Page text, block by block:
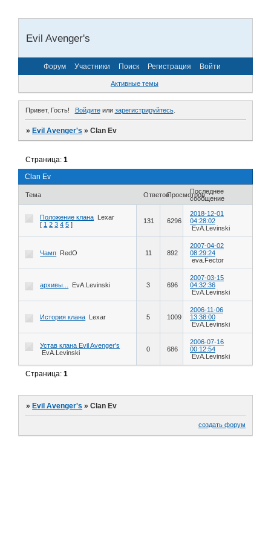
Evil Avenger's
Форум Участники Поиск Регистрация Войти
Активные темы
Привет, Гость! Войдитеили зарегистрируйтесь.
»Evil Avenger's »Clan Ev
Clan Ev
Страница:1
Тема ОтветовПросмотровПоследнее
сообщение
Положение клана
Lexar
[ 1 2 3 4 5 ] 131 6296
2018-12-01
04:28:02
EvA.Levinski
Чамп RedO 11 892
2007-04-02
08:29:24
eva.Fector
архивы... EvA.Levinski 3 696
2007-03-15
04:32:36
EvA.Levinski
История клана Lexar 5 1009
2006-11-06
13:38:00
EvA.Levinski
Устав клана Evil Avenger's
EvA.Levinski
0 686
2006-07-16
00:12:54
EvA.Levinski
Страница:1
»Evil Avenger's »Clan Ev
создать форум